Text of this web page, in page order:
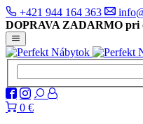
+421 944 164 363
DOPRAVA ZADARMO pri
0 €